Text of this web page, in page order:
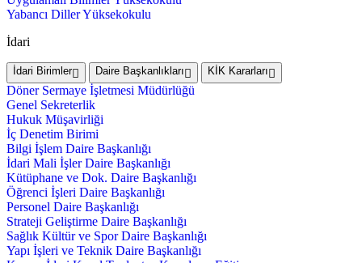
Yabancı Diller Yüksekokulu
İdari
İdari Birimler Daire Başkanlıkları KİK Kararları
Döner Sermaye İşletmesi Müdürlüğü
Genel Sekreterlik
Hukuk Müşavirliği
İç Denetim Birimi
Bilgi İşlem Daire Başkanlığı
İdari Mali İşler Daire Başkanlığı
Kütüphane ve Dok. Daire Başkanlığı
Öğrenci İşleri Daire Başkanlığı
Personel Daire Başkanlığı
Strateji Geliştirme Daire Başkanlığı
Sağlık Kültür ve Spor Daire Başkanlığı
Yapı İşleri ve Teknik Daire Başkanlığı